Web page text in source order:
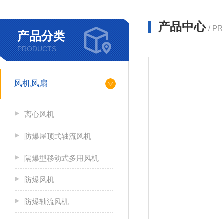
产品分类
PRODUCTS
风机风扇
离心风机
防爆屋顶式轴流风机
隔爆型移动式多用风机
防爆风机
防爆轴流风机
产品中心 /